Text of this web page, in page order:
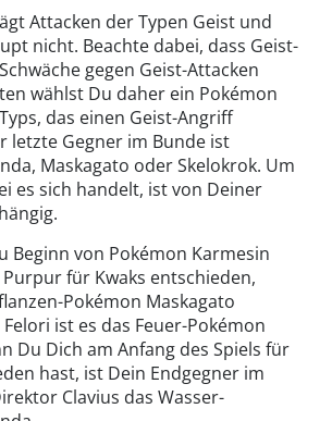
Attacken der Typen Geist und
nicht. Beachte dabei, dass Geist-
gegen Geist-Attacken
wählst Du daher ein Pokémon
das einen Geist-Angriff
letzte Gegner im Bunde ist
Maskagato oder Skelokrok. Um
es sich handelt, ist von Deiner
Beginn von Pokémon Karmesin
für Kwaks entschieden,
Pokémon Maskagato
ist es das Feuer-Pokémon
Du Dich am Anfang des Spiels für
hast, ist Dein Endgegner im
Clavius das Wasser-